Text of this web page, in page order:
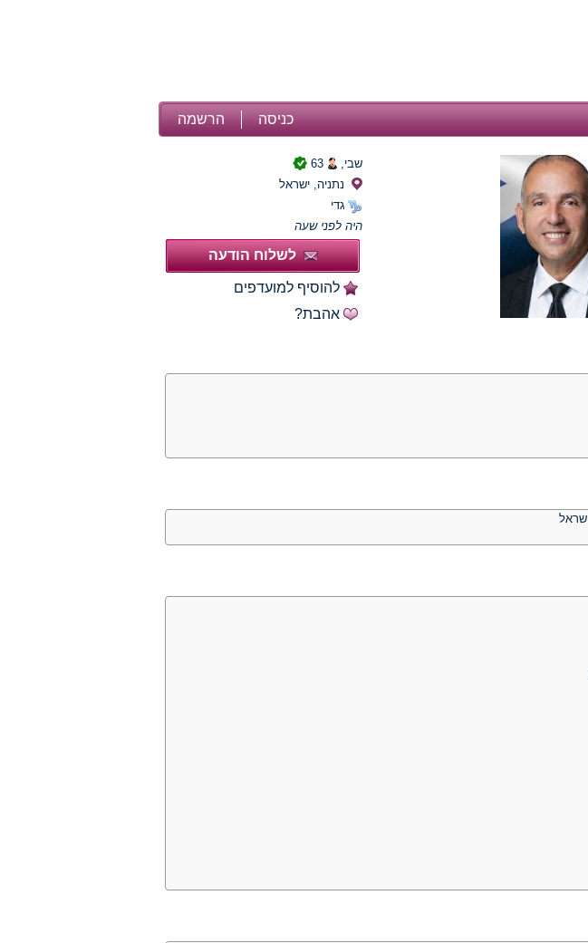
הרשמה כניסה
שבי,
63
נתניה, ישראל
גדי
היה לפני שעה
לשלוח הודעה
להוסיף למועדפים
אהבת?